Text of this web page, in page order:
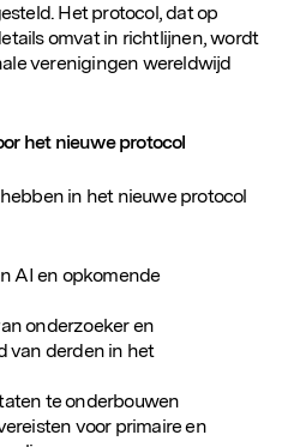
Het protocol, dat op
omvat in richtlijnen, wordt
verenigingen wereldwijd
het nieuwe protocol
in het nieuwe protocol
AI en opkomende
onderzoeker en
van derden in het
te onderbouwen
voor primaire en